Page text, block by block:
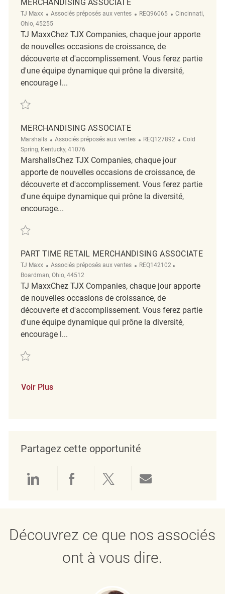
MERCHANDISING ASSOCIATE
TJ Maxx Catégorie
Associés préposés aux ventes ReqId
REQ96065 Emplacement
Cincinnati,
Ohio, 45255
TJ MaxxChez TJX Companies, chaque jour apporte
de nouvelles occasions de croissance, de
découverte et d'accomplissement. Vous ferez partie
d'une équipe dynamique qui prône la diversité,
encourage l...
Sauvegarder Merchandising Associate REQ96065
MERCHANDISING ASSOCIATE
Marshalls Catégorie
Associés préposés aux ventes ReqId
REQ127892 Emplacement
Cold
Spring, Kentucky, 41076
MarshallsChez TJX Companies, chaque jour
apporte de nouvelles occasions de croissance, de
découverte et d'accomplissement. Vous ferez partie
d'une équipe dynamique qui prône la diversité,
encourage...
Sauvegarder Merchandising Associate REQ127892
PART TIME RETAIL MERCHANDISING ASSOCIATE
TJ Maxx Catégorie
Associés préposés aux ventes ReqId
REQ142102
Boardman, Ohio, 44512
TJ MaxxChez TJX Companies, chaque jour apporte
de nouvelles occasions de croissance, de
découverte et d'accomplissement. Vous ferez partie
d'une équipe dynamique qui prône la diversité,
encourage l...
Sauvegarder Part Time Retail Merchandising Associate REQ142102
Voir Plus
Partagez cette opportunité
Partager via LinkedIn
Partager via Facebook
Partager via twitter
Découvrez ce que nos associés
ont à vous dire.